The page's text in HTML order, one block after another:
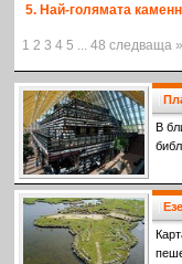
5. Най-голямата
1 2 3 4 5 ... 48 следваща »
В